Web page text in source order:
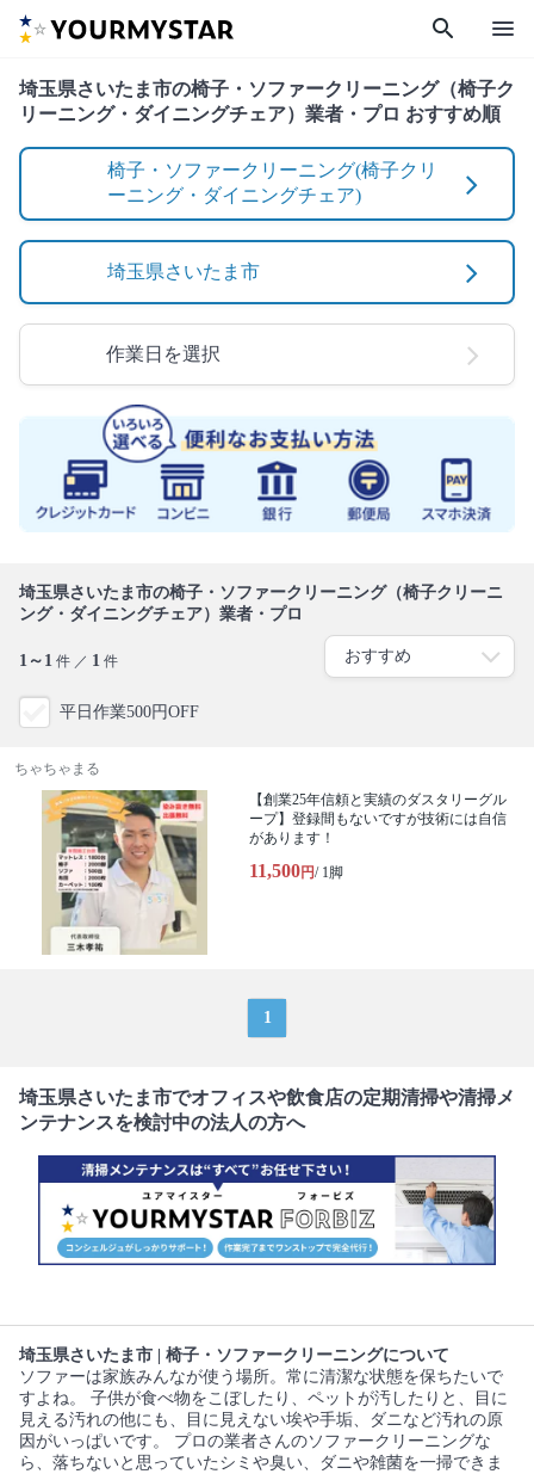
search menu
埼玉県さいたま市の椅子・ソファークリーニング（椅子ク
リーニング・ダイニングチェア）業者・プロ おすすめ順
椅子・ソファークリーニング(椅子クリ
ーニング・ダイニングチェア)
埼玉県さいたま市
作業日を選択
埼玉県さいたま市の椅子・ソファークリーニング（椅子クリーニ
ング・ダイニングチェア）業者・プロ
1～1 件 ／ 1 件
平日作業500円OFF
ちゃちゃまる
【創業25年信頼と実績のダスタリーグル
ープ】登録間もないですが技術には自信
があります！
11,500円/ 1脚
1
埼玉県さいたま市でオフィスや飲食店の定期清掃や清掃メ
ンテナンスを検討中の法人の方へ
埼玉県さいたま市 | 椅子・ソファークリーニングについて
ソファーは家族みんなが使う場所。常に清潔な状態を保ちたいで
すよね。 子供が食べ物をこぼしたり、ペットが汚したりと、目に
見える汚れの他にも、目に見えない埃や手垢、ダニなど汚れの原
因がいっぱいです。 プロの業者さんのソファークリーニングな
ら、落ちないと思っていたシミや臭い、ダニや雑菌を一掃できま